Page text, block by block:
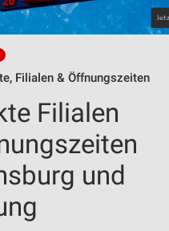
Filialen & Öffnungszeiten
Filialen
und